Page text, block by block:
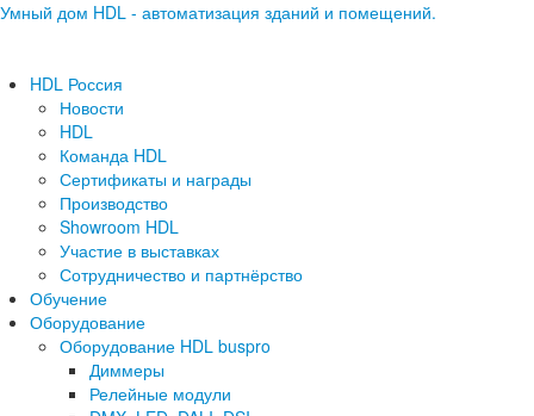
Умный дом HDL - автоматизация зданий и помещений.
HDL Россия
Новости
HDL
Команда HDL
Сертификаты и награды
Производство
Showroom HDL
Участие в выставках
Сотрудничество и партнёрство
Обучение
Оборудование
Оборудование HDL buspro
Диммеры
Релейные модули